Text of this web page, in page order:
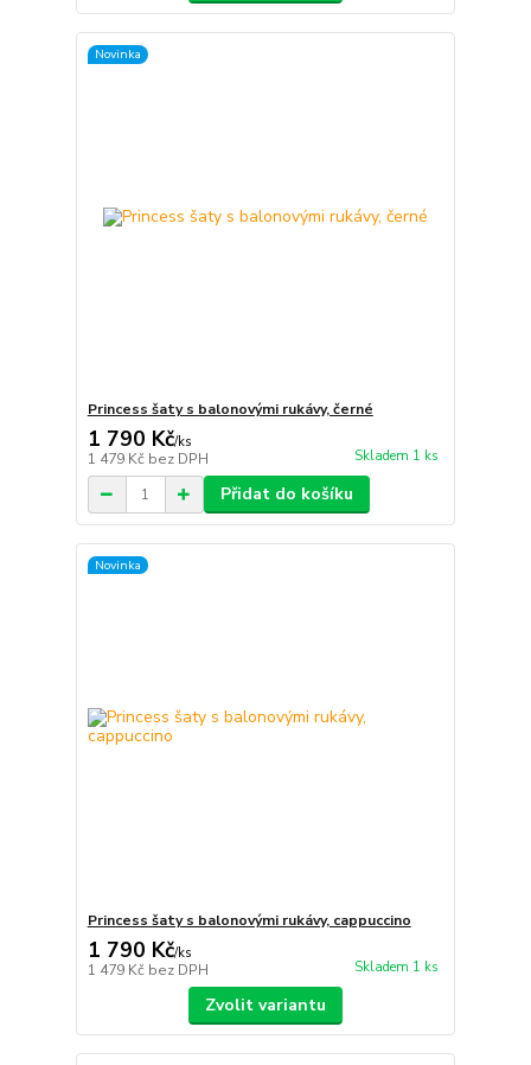
Novinka
Princess šaty s balonovými rukávy, černé
1 790 Kč/ks
1 479 Kč bez DPH Skladem 1 ks
Přidat do košíku
Novinka
Princess šaty s balonovými rukávy, cappuccino
1 790 Kč/ks
1 479 Kč bez DPH Skladem 1 ks
Zvolit variantu